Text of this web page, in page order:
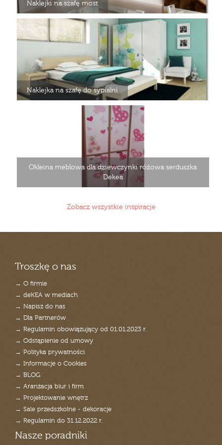
Naklejki na szafę most
Naklejka na szafę do sypialni
Okleina meblowa dla dziewczynki różowa serduszka
Dekea
Zobacz wszystkie inspiracje
Troszkę o nas
→ O firmie
→ deKEA w mediach
→ Napisz do nas
→ Dla Partnerów
→ Regulamin obowiązujący od 01.01.2023 r.
→ Odstąpienie od umowy
→ Polityka prywatności
→ Informacje o Cookies
→ BLOG
→ Aranżacja biur i firm
→ Projektowanie wnętrz
→ Sale przedszkolne - dekoracje
→ Regulamin do 31.12.2022 r.
Nasze poradniki